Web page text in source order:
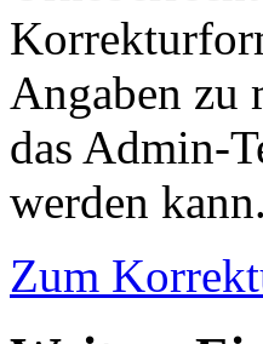
Angaben zu
das Admin-
werden kann.
Zum